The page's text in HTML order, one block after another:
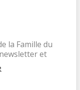
la Famille du
et